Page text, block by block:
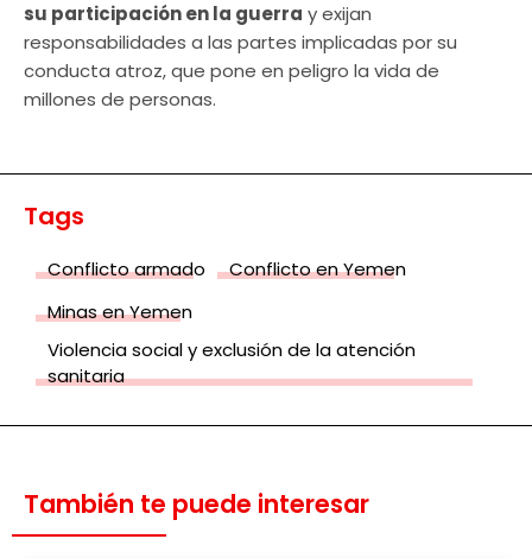
su participación en la guerra y exijan
responsabilidades a las partes implicadas por su
conducta atroz, que pone en peligro la vida de
millones de personas.
Tags
Conflicto armado
Conflicto en Yemen
Minas en Yemen
Violencia social y exclusión de la atención
sanitaria
También te puede interesar